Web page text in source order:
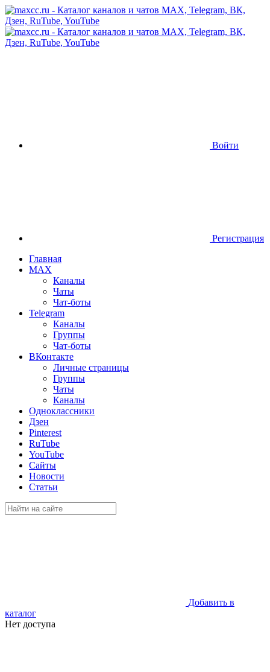
Войти
Регистрация
Главная
MAX
Каналы
Чаты
Чат-боты
Telegram
Каналы
Группы
Чат-боты
ВКонтакте
Личные страницы
Группы
Чаты
Каналы
Одноклассники
Дзен
Pinterest
RuTube
YouTube
Сайты
Новости
Статьи
Добавить в
каталог
Нет доступа